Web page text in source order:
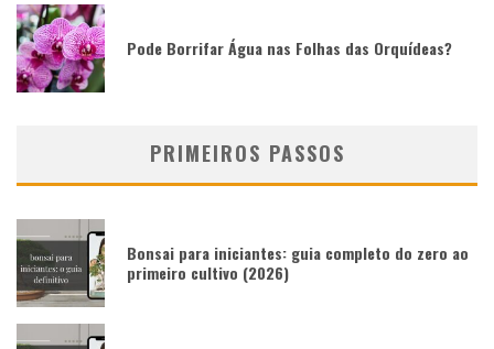
Pode Borrifar Água nas Folhas das Orquídeas?
PRIMEIROS PASSOS
Bonsai para iniciantes: guia completo do zero ao
primeiro cultivo (2026)